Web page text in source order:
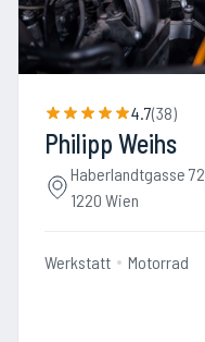
4.7(38)
Philipp Weihs
Haberlandtgasse 72
1220 Wien
Werkstatt Motorrad